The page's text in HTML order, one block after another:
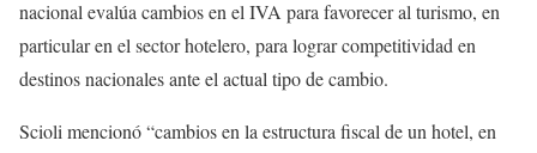
nacional evalúa cambios en el IVA para favorecer al turismo, en
particular en el sector hotelero, para lograr competitividad en
destinos nacionales ante el actual tipo de cambio.
Scioli mencionó “cambios en la estructura fiscal de un hotel, en